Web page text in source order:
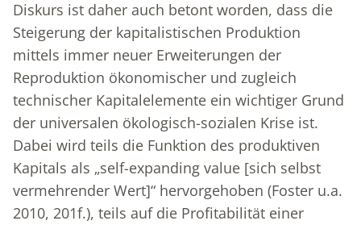
Diskurs ist daher auch betont worden, dass die
Steigerung der kapitalistischen Produktion
mittels immer neuer Erweiterungen der
Reproduktion ökonomischer und zugleich
technischer Kapitalelemente ein wichtiger Grund
der universalen ökologisch-sozialen Krise ist.
Dabei wird teils die Funktion des produktiven
Kapitals als „self-expanding value [sich selbst
vermehrender Wert]“ hervorgehoben (Foster u.a.
2010, 201f.), teils auf die Profitabilität einer